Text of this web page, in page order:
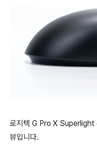
로지텍 G Pro X Superlight
뷰입니다.